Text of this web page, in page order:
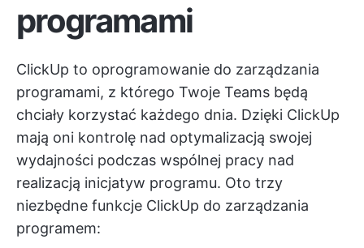
programami
ClickUp to oprogramowanie do zarządzania
programami, z którego Twoje Teams będą
chciały korzystać każdego dnia. Dzięki ClickUp
mają oni kontrolę nad optymalizacją swojej
wydajności podczas wspólnej pracy nad
realizacją inicjatyw programu. Oto trzy
niezbędne funkcje ClickUp do zarządzania
programem: